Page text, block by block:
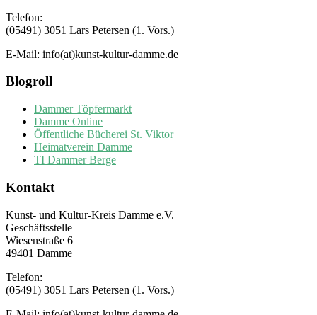
Telefon:
(05491) 3051 Lars Petersen (1. Vors.)
E-Mail: info(at)kunst-kultur-damme.de
Blogroll
Dammer Töpfermarkt
Damme Online
Öffentliche Bücherei St. Viktor
Heimatverein Damme
TI Dammer Berge
Kontakt
Kunst- und Kultur-Kreis Damme e.V.
Geschäftsstelle
Wiesenstraße 6
49401 Damme
Telefon:
(05491) 3051 Lars Petersen (1. Vors.)